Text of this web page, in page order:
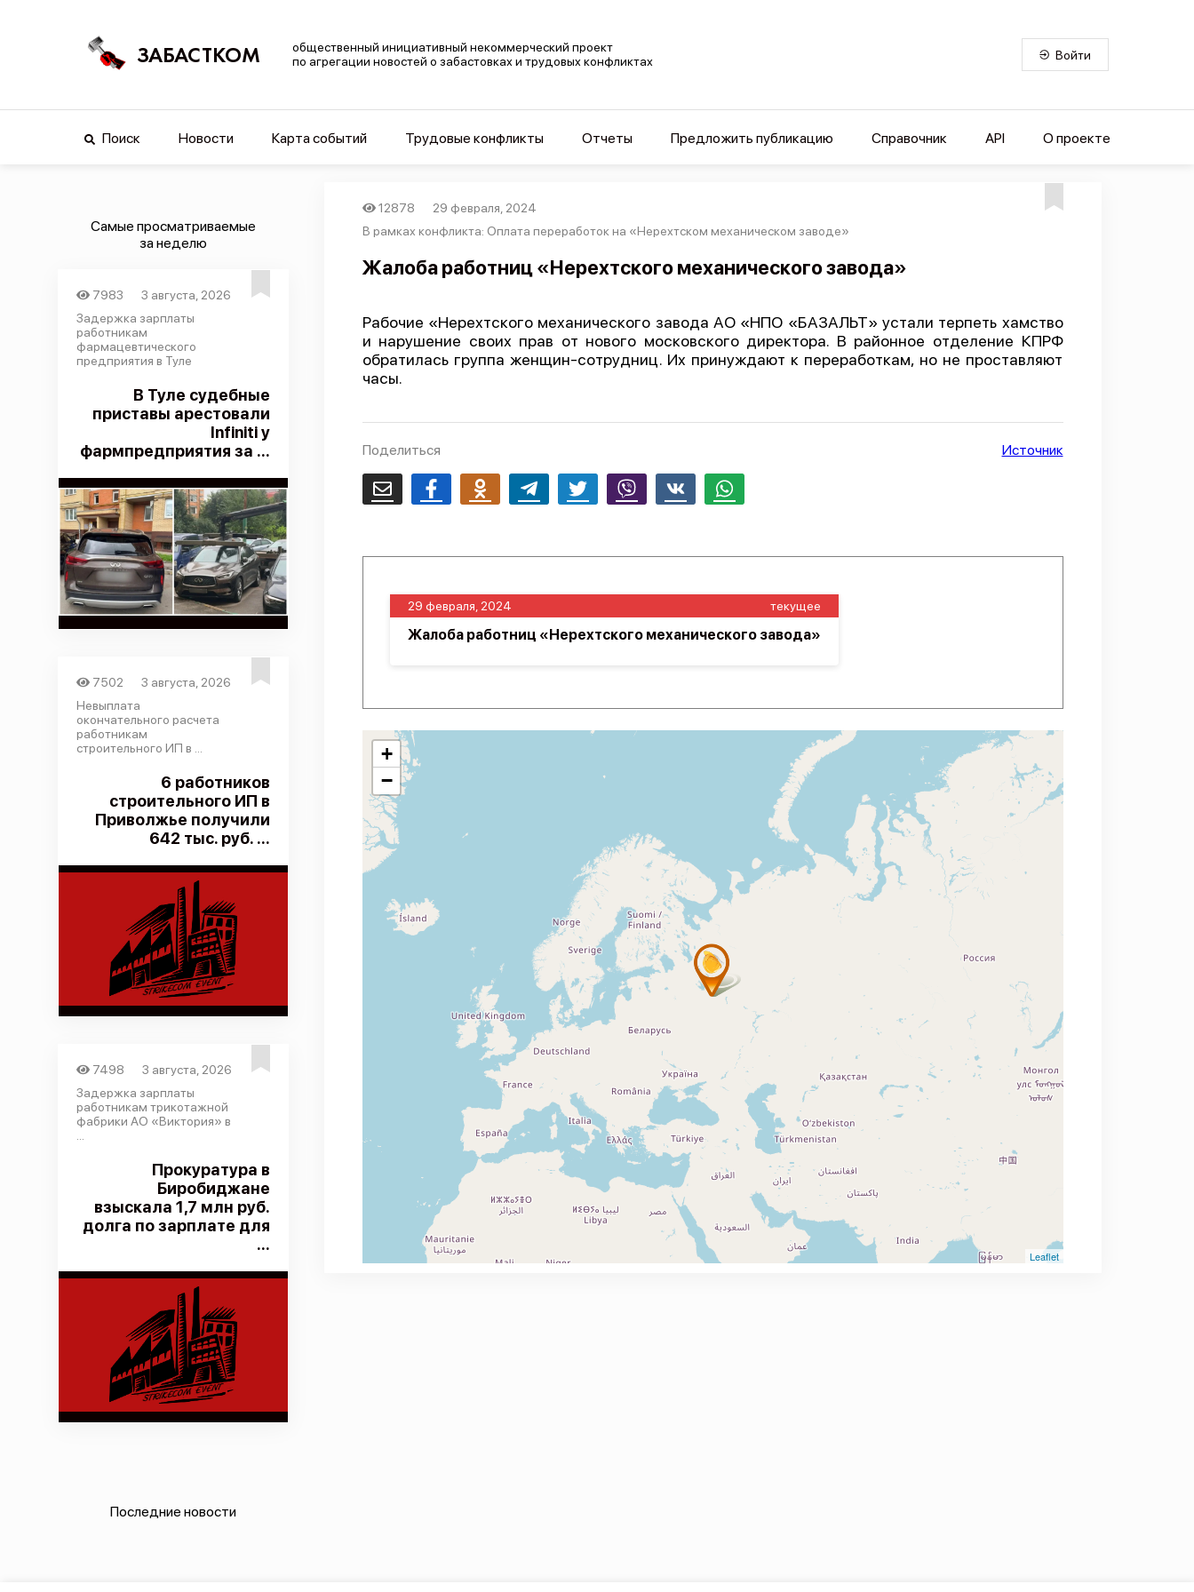
ЗАБАСТКОМ
общественный инициативный некоммерческий проект
по агрегации новостей о забастовках и трудовых конфликтах
Войти
Поиск Новости Карта событий Трудовые конфликты Отчеты Предложить публикацию Справочник API О проекте
Самые просматриваемые
за неделю
7983
3 августа, 2026
Задержка зарплаты
работникам
фармацевтического
предприятия в Туле
В Туле судебные
приставы арестовали
Infiniti у
фармпредприятия за ...
7502
3 августа, 2026
Невыплата
окончательного расчета
работникам
строительного ИП в ...
6 работников
строительного ИП в
Приволжье получили
642 тыс. руб. ...
7498
3 августа, 2026
Задержка зарплаты
работникам трикотажной
фабрики АО «Виктория» в
Прокуратура в
Биробиджане
взыскала 1,7 млн руб.
долга по зарплате для
...
Последние новости
12878
29 февраля, 2024
В рамках конфликта: Оплата переработок на «Нерехтском механическом заводе»
Жалоба работниц «Нерехтского механического завода»
Рабочие «Нерехтского механического завода АО «НПО «БАЗАЛЬТ» устали терпеть хамство
и нарушение своих прав от нового московского директора. В районное отделение КПРФ
обратилась группа женщин-сотрудниц. Их принуждают к переработкам, но не проставляют
часы.
Поделиться
Email FacebookOdnoklassnikiTelegram Twitter Viber Whatsapp
Источник
29 февраля, 2024 текущее
Жалоба работниц «Нерехтского механического завода»
+
−
Leaflet